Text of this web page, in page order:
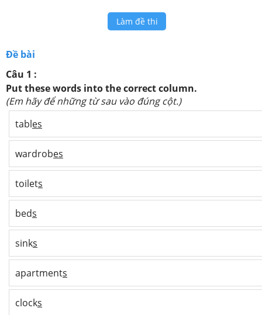
Làm đề thi
Đề bài
Câu 1 :
Put these words into the correct column.
(Em hãy để những từ sau vào đúng cột.)
tables
wardrobes
toilets
beds
sinks
apartments
clocks